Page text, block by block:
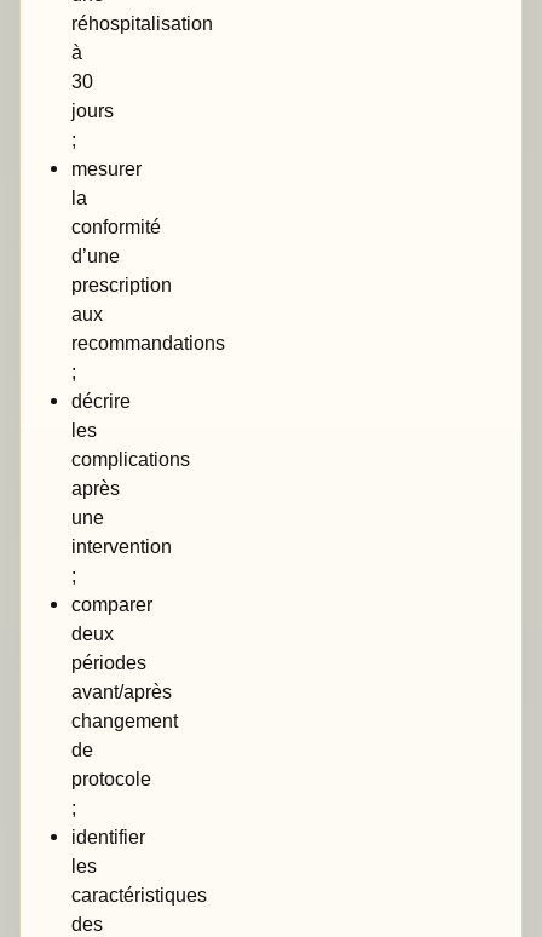
réhospitalisation
à
30
jours
;
mesurer
la
conformité
d’une
prescription
aux
recommandations
;
décrire
les
complications
après
une
intervention
;
comparer
deux
périodes
avant/après
changement
de
protocole
;
identifier
les
caractéristiques
des